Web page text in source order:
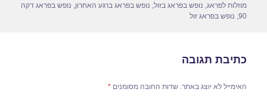
מוזלות לפראג, נופש בפראג בזול, נופש בפראג ברגע האחרון, נופש בפראג דקה
90
, נופש בפראג זול
כתיבת תגובה
האימייל לא יוצג באתר. שדות החובה מסומנים*